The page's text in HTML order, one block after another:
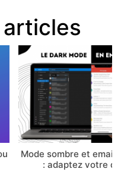
Mode sombre et email
: adaptez votre